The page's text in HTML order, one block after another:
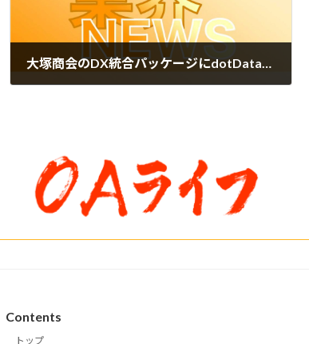
大塚商会のDX統合パッケージにdotDataのAI機能を標準実装 中堅・中小企業で意識せずAI活用可能
Contents
トップ